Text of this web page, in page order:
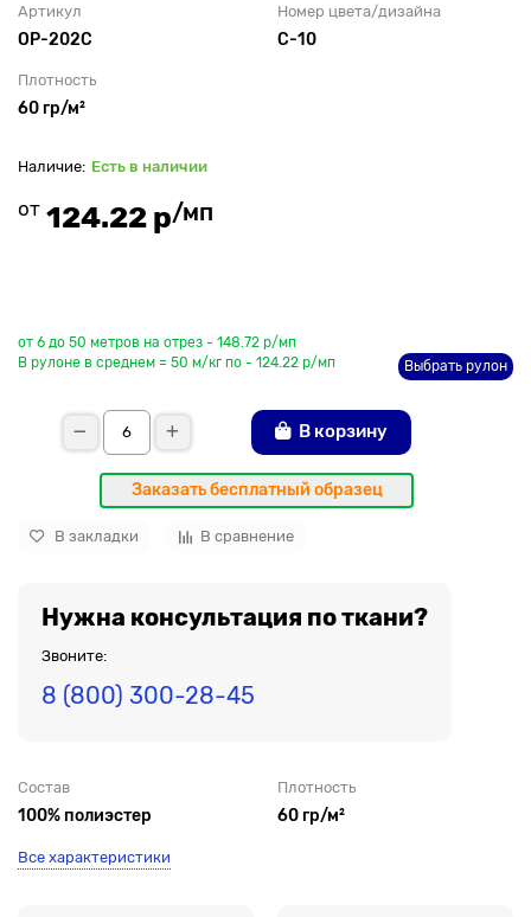
Артикул
OP-202C
Номер цвета/дизайна
С-10
Плотность
60 гр/м²
Есть в наличии
от 124.22 р/мп
от 6 до 50 метров на отрез - 148.72 р/мп
В рулоне в среднем = 50 м/кг по - 124.22 р/мп
Выбрать рулон
В корзину
Заказать бесплатный образец
В закладки В сравнение
Нужна консультация по ткани?
Звоните:
8 (800) 300-28-45
Состав
100% полиэстер
Плотность
60 гр/м²
Все характеристики